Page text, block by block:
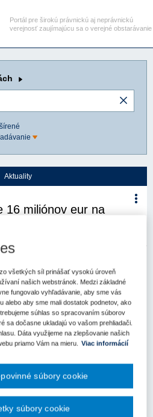
Portál pre širokú právnickú aj neprávnickú
verejnosť zaujímajúcu sa o verejné obstarávanie
Aktuality
16 miliónov eur na
rozvoja a informatizácie
SR) schválilo investície do 12
takmer 16 miliónov eur.
alokované na rozvoj školských
a modernizáciu infraštruktúry.
schválenými investíciami je aj
Strede, revitalizácia športovej
kultúrneho centra v Detve a
Podpora týchto projektov odráža
všetkých síl prinášať vysokú úroveň
našich webstránok. Medzi základné
fungovalo vyhľadávanie, aby sme vás
alebo aby sme mali dostatok podnetov, ako
súhlas so spracovaním súborov
sa dočasne ukladajú vo vašom prehliadači.
Dáta využijeme na zlepšovanie našich
priamo Vám na mieru.
Viac informácií
súbory cookie
súbory cookie